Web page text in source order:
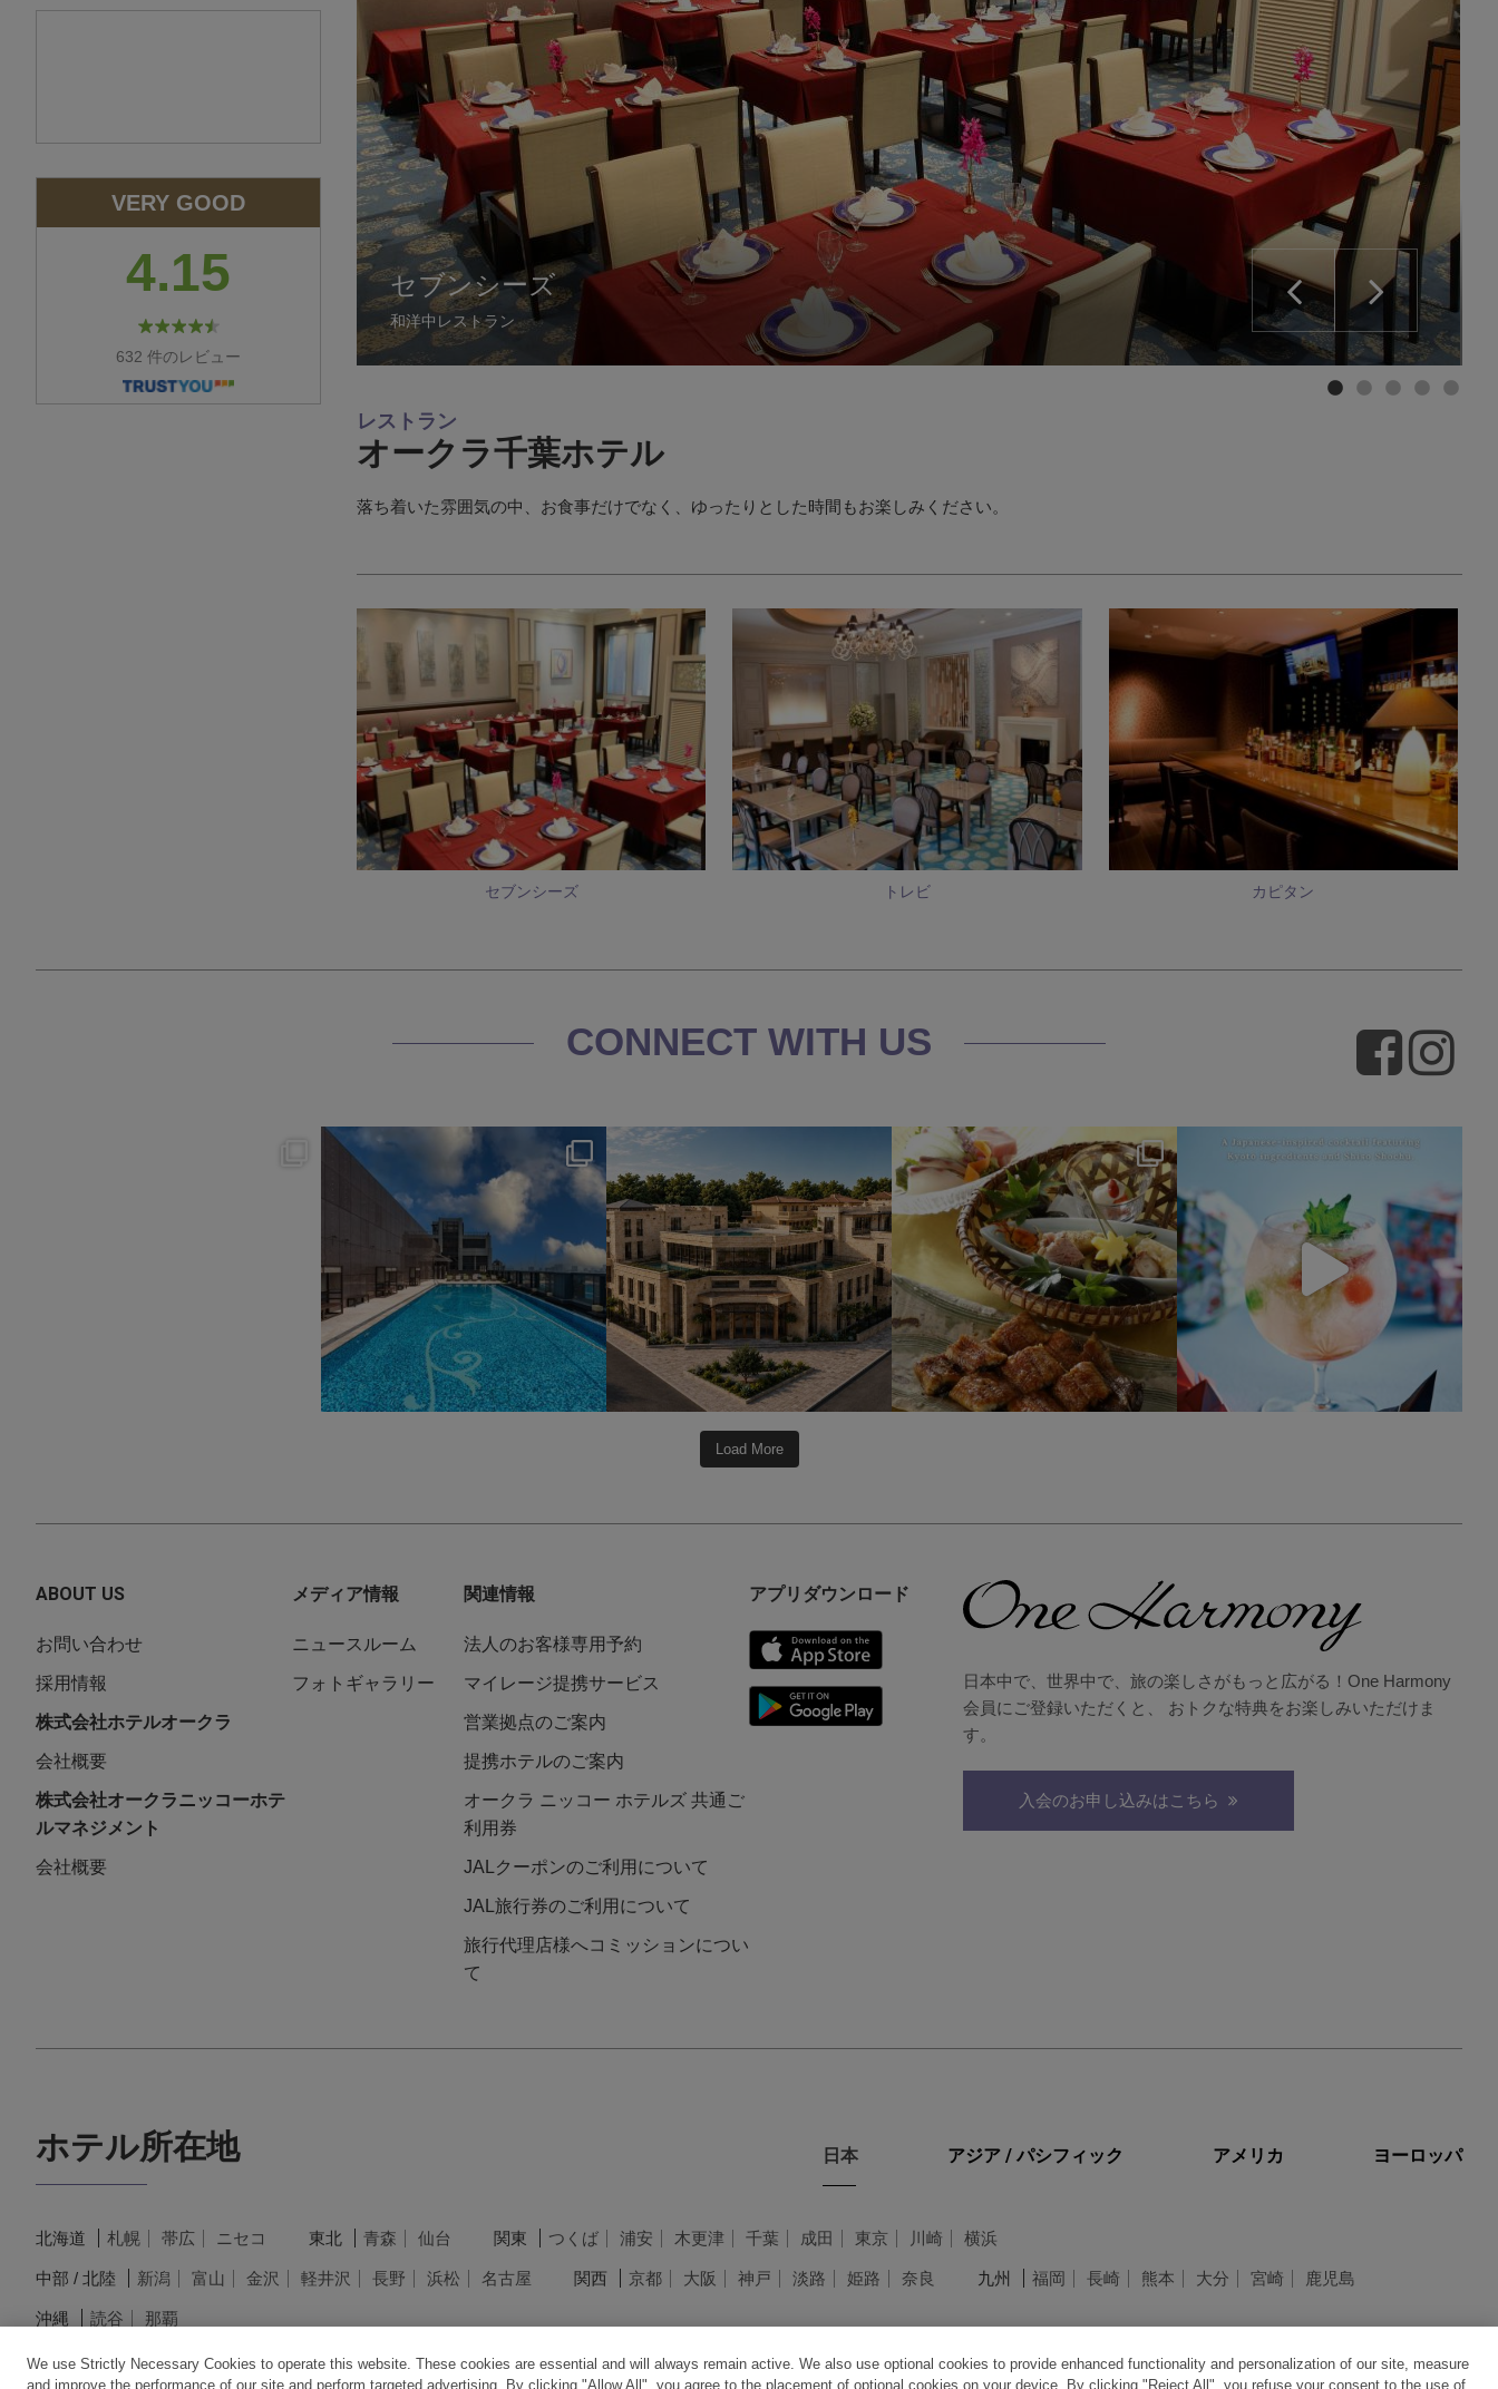
VERY GOOD
4.15
632 件のレビュー
セブンシーズ
和洋中レストラン
セブンシーズ
和洋中レストラン
セブンシーズ
和洋中レストラン
カピタン
バー
トレビ
ロビーラウンジ
レストラン
オークラ千葉ホテル
落ち着いた雰囲気の中、お食事だけでなく、ゆったりとした時間もお楽しみください。
セブンシーズ トレビ カピタン
CONNECT WITH US
okura_hotels
203 334 3
okura_hotels
7月 25
415 3
okura_hotels
7月 22
Load More
ABOUT US
お問い合わせ
採用情報
株式会社ホテルオークラ
会社概要
株式会社オークラニッコーホテ
ルマネジメント
会社概要
メディア情報
ニュースルーム
フォトギャラリー
関連情報
法人のお客様専用予約
マイレージ提携サービス
営業拠点のご案内
提携ホテルのご案内
オークラ ニッコー ホテルズ 共通ご
利用券
JALクーポンのご利用について
JAL旅行券のご利用について
旅行代理店様へコミッションについ
て
アプリダウンロード
日本中で、世界中で、旅の楽しさがもっと広がる！One Harmony
会員にご登録いただくと、 おトクな特典をお楽しみいただけま
す。
入会のお申し込みはこちら
ホテル所在地 日本 アジア / パシフィック アメリカ ヨーロッパ
北海道 札幌 帯広 ニセコ 東北 青森 仙台 関東 つくば 浦安 木更津 千葉 成田 東京 川崎 横浜
中部 / 北陸 新潟 富山 金沢 軽井沢 長野 浜松 名古屋 関西 京都 大阪 神戸 淡路 姫路 奈良 九州 福岡 長崎 熊本 大分 宮崎 鹿児島
沖縄 読谷 那覇
We use Strictly Necessary Cookies to operate this website. These cookies are essential and will always remain active. We also use optional cookies to provide enhanced functionality and personalization of our site, measure
and improve the performance of our site and perform targeted advertising. By clicking "Allow All", you agree to the placement of optional cookies on your device. By clicking "Reject All", you refuse your consent to the use of